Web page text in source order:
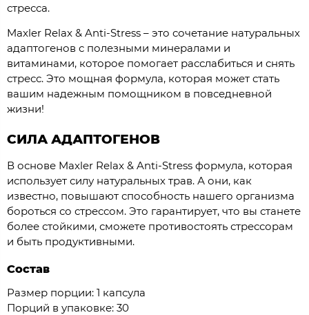
стресса.
Maxler Relax & Anti-Stress – это сочетание натуральных
адаптогенов с полезными минералами и
витаминами, которое помогает расслабиться и снять
стресс. Это мощная формула, которая может стать
вашим надежным помощником в повседневной
жизни!
СИЛА АДАПТОГЕНОВ
В основе Maxler Relax & Anti-Stress формула, которая
использует силу натуральных трав. А они, как
известно, повышают способность нашего организма
бороться со стрессом. Это гарантирует, что вы станете
более стойкими, сможете противостоять стрессорам
и быть продуктивными.
Состав
Размер порции: 1 капсула
Порций в упаковке: 30